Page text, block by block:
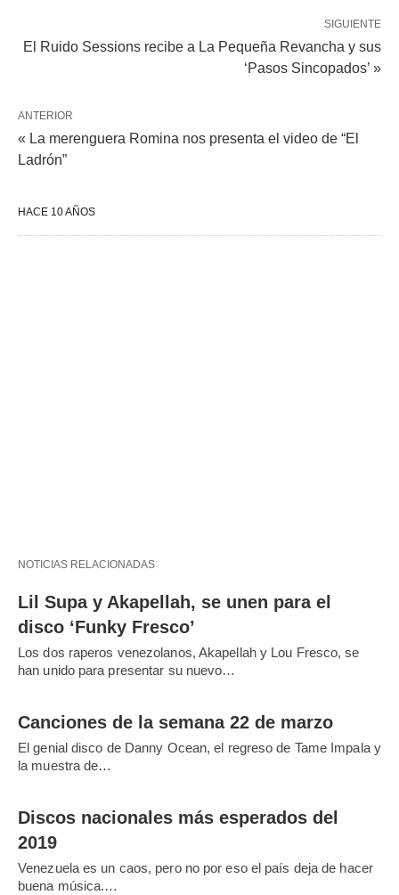
SIGUIENTE
El Ruido Sessions recibe a La Pequeña Revancha y sus
‘Pasos Sincopados’ »
ANTERIOR
« La merenguera Romina nos presenta el video de “El
Ladrón”
HACE 10 AÑOS
NOTICIAS RELACIONADAS
Lil Supa y Akapellah, se unen para el
disco ‘Funky Fresco’
Los dos raperos venezolanos, Akapellah y Lou Fresco, se
han unido para presentar su nuevo…
Canciones de la semana 22 de marzo
El genial disco de Danny Ocean, el regreso de Tame Impala y
la muestra de…
Discos nacionales más esperados del
2019
Venezuela es un caos, pero no por eso el país deja de hacer
buena música.…